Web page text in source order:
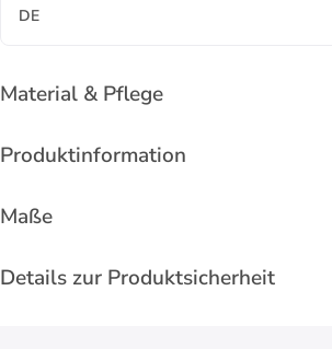
DE
Material & Pflege
Produktinformation
Maße
Details zur Produktsicherheit